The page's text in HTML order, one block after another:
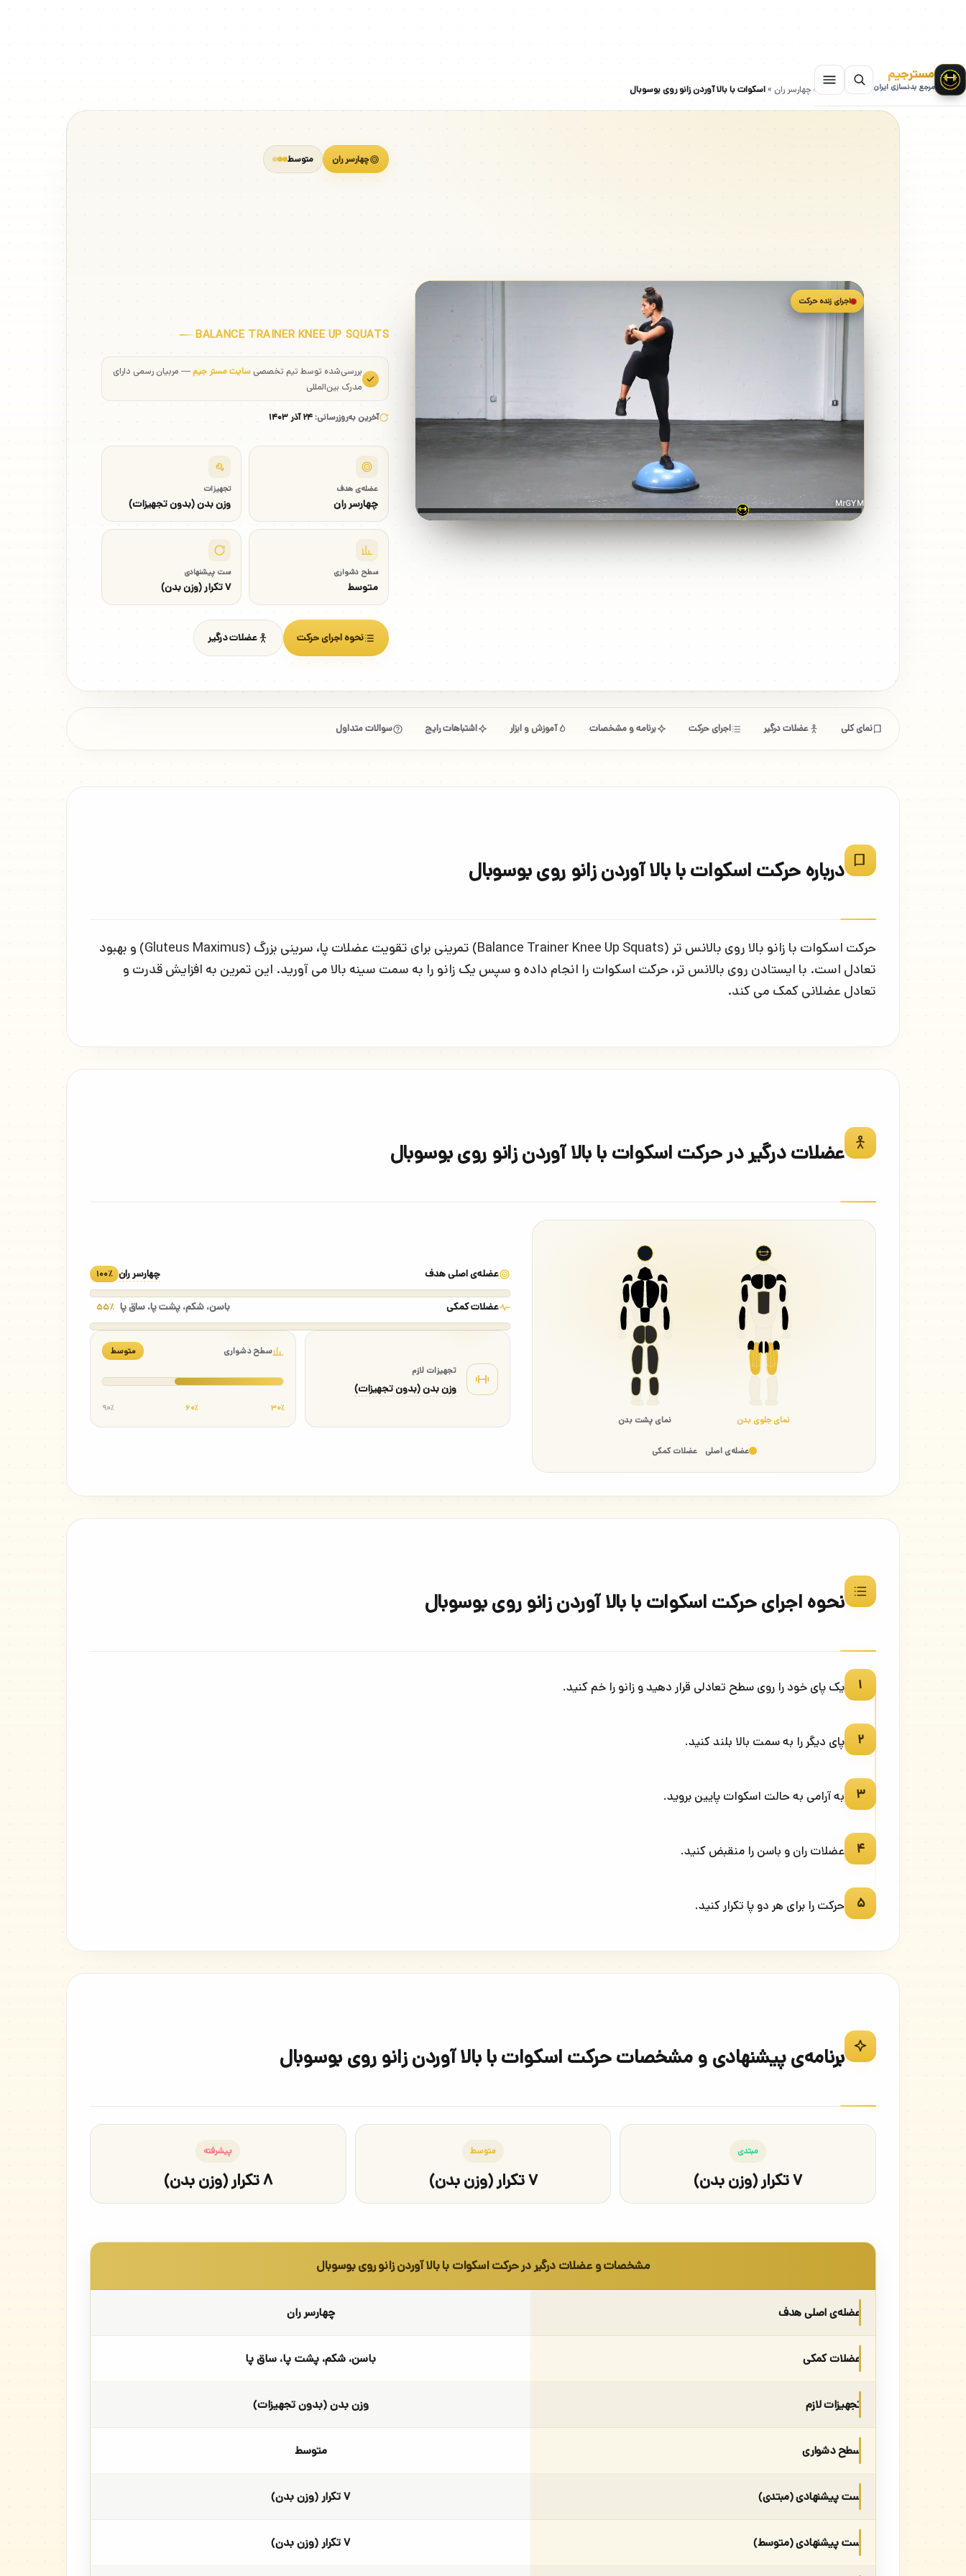
مسترجیم
مرجع بدنسازی ایرانسایت بدنسازی» حرکات چهارسر ران » اسکوات با بالا آوردن زانو روی بوسوبال
چهارسر ران متوسط
BALANCE TRAINER KNEE UP SQUATS
بررسی‌شده توسط تیم تخصصی سایت مستر جیم— مربیان رسمی دارای
مدرک بین‌المللی
آخرین به‌روزرسانی: ۲۴ آذر ۱۴۰۳
عضله‌ی هدف
چهارسر ران
تجهیزات
وزن بدن (بدون تجهیزات)
سطح دشواری
متوسط
ست پیشنهادی
۷ تکرار (وزن بدن)
نحوه اجرای حرکت عضلات درگیر
اجرای زنده حرکت
MrGYM
نمای کلی عضلات درگیر اجرای حرکت برنامه و مشخصات آموزش و ابزار اشتباهات رایج سوالات متداول
درباره حرکت اسکوات با بالا آوردن زانو روی بوسوبال
حرکت اسکوات با زانو بالا روی بالانس تر (Balance Trainer Knee Up Squats) تمرینی برای تقویت عضلات پا، سرینی بزرگ (Gluteus Maximus) و بهبود
تعادل است. با ایستادن روی بالانس تر، حرکت اسکوات را انجام داده و سپس یک زانو را به سمت سینه بالا می آورید. این تمرین به افزایش قدرت و
تعادل عضلانی کمک می کند.
عضلات درگیر در حرکت اسکوات با بالا آوردن زانو روی بوسوبال
نمای جلوی بدن نمای پشت بدن
عضله‌ی اصلی عضلات کمکی
عضله‌ی اصلی هدف چهارسر ران ۱۰۰٪
عضلات کمکی باسن، شکم، پشت پا، ساق پا ۵۵٪
تجهیزات لازم
وزن بدن (بدون تجهیزات)
سطح دشواری متوسط
۳۰٪ ۶۰٪ ۹۰٪
نحوه اجرای حرکت اسکوات با بالا آوردن زانو روی بوسوبال
۱ یک پای خود را روی سطح تعادلی قرار دهید و زانو را خم کنید.
۲ پای دیگر را به سمت بالا بلند کنید.
۳ به آرامی به حالت اسکوات پایین بروید.
۴ عضلات ران و باسن را منقبض کنید.
۵ حرکت را برای هر دو پا تکرار کنید.
برنامه‌ی پیشنهادی و مشخصات حرکت اسکوات با بالا آوردن زانو روی بوسوبال
مبتدی
۷ تکرار (وزن بدن)
متوسط
۷ تکرار (وزن بدن)
پیشرفته
۸ تکرار (وزن بدن)
مشخصات و عضلات درگیر در حرکت اسکوات با بالا آوردن زانو روی بوسوبال
عضله‌ی اصلی هدف چهارسر ران
عضلات کمکی باسن، شکم، پشت پا، ساق پا
تجهیزات لازم وزن بدن (بدون تجهیزات)
سطح دشواری متوسط
ست پیشنهادی (مبتدی) ۷ تکرار (وزن بدن)
ست پیشنهادی (متوسط) ۷ تکرار (وزن بدن)